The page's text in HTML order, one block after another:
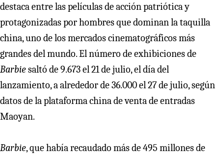
destaca entre las películas de acción patriótica y
protagonizadas por hombres que dominan la taquilla
china, uno de los mercados cinematográficos más
grandes del mundo. El número de exhibiciones de
Barbiesaltó de 9.673 el 21 de julio, el día del
lanzamiento, a alrededor de 36.000 el 27 de julio, según
datos de la plataforma china de venta de entradas
Maoyan.
Barbie, que había recaudado más de 495 millones de